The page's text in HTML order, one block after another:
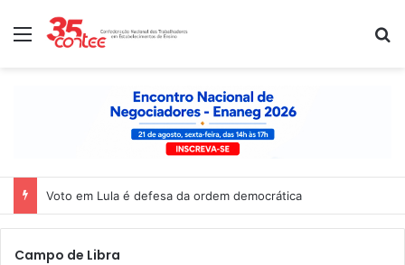
Menu
Voto em Lula é defesa da ordem democrática
Campo de Libra